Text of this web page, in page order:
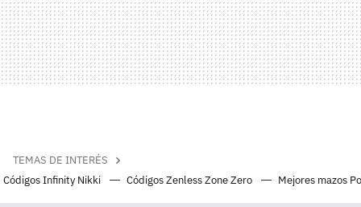
TEMAS DE INTERÉS
Códigos Infinity Nikki
Códigos Zenless Zone Zero Mejores mazos